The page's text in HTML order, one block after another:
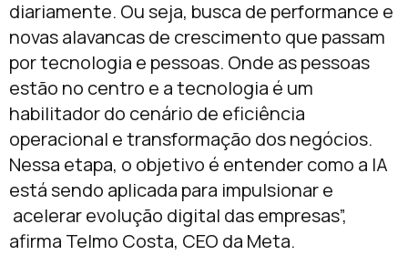
diariamente. Ou seja, busca de performance e
novas alavancas de crescimento que passam
por tecnologia e pessoas. Onde as pessoas
estão no centro e a tecnologia é um
habilitador do cenário de eficiência
operacional e transformação dos negócios.
Nessa etapa, o objetivo é entender como a IA
está sendo aplicada para impulsionar e
acelerar evolução digital das empresas”,
afirma Telmo Costa, CEO da Meta.